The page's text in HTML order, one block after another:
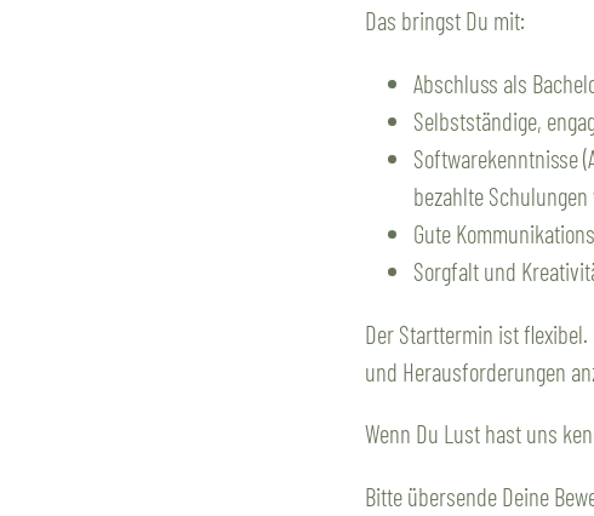
Das bringst Du mit:
Abschluss als
Selbstständige,
Softwarekenntnisse
bezahlte
Gute
Sorgfalt und
Der Starttermin ist
und Herausforderungen
Wenn Du Lust hast uns
Bitte übersende Deine